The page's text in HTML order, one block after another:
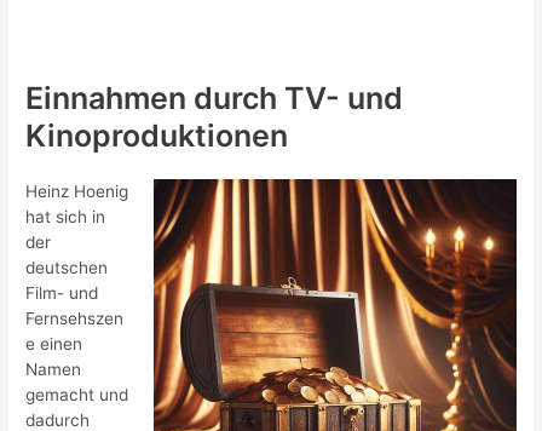
Einnahmen durch TV- und
Kinoproduktionen
Heinz Hoenig
hat sich in
der
deutschen
Film- und
Fernsehszen
e einen
Namen
gemacht und
dadurch